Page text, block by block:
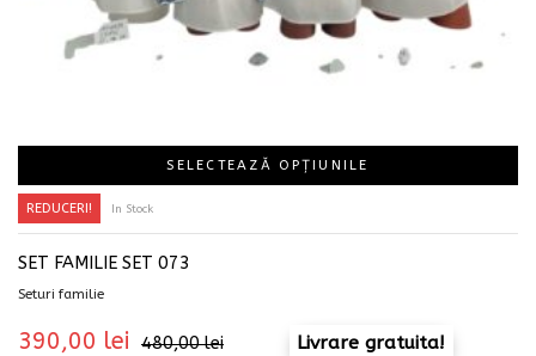
SELECTEAZĂ OPȚIUNILE
REDUCERI! In Stock
SET FAMILIE SET 073
Seturi familie
480,00lei
390,00 lei Livrare gratuita!